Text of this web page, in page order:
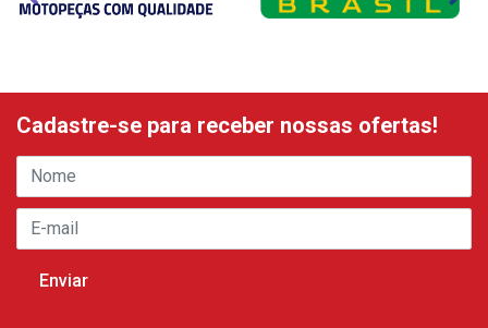
Cadastre-se para receber nossas ofertas!